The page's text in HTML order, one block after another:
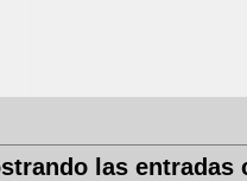
las entradas